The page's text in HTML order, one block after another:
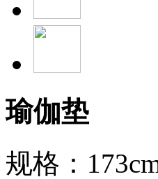
瑜伽垫
规格：